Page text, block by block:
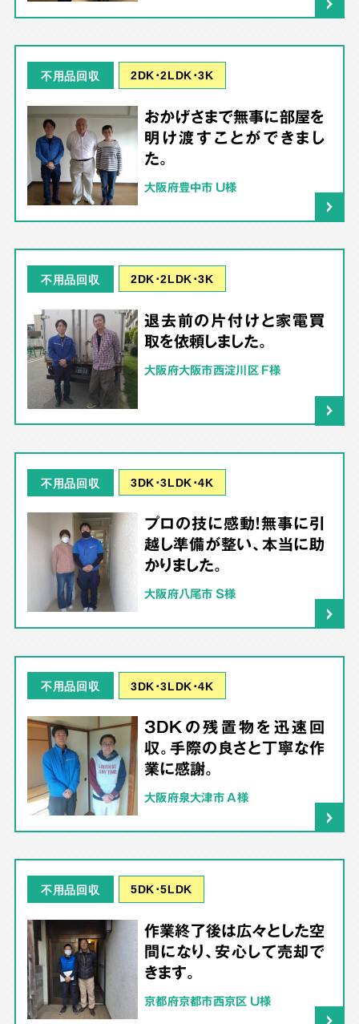
不用品回収 2DK･2LDK･3K
おかげさまで無事に部屋を
明け渡すことができまし
た。
大阪府豊中市 U様
不用品回収 2DK･2LDK･3K
退去前の片付けと家電買
取を依頼しました。
大阪府大阪市西淀川区 F様
不用品回収 3DK･3LDK･4K
プロの技に感動！無事に引
越し準備が整い、本当に助
かりました。
大阪府八尾市 S様
不用品回収 3DK･3LDK･4K
3DKの残置物を迅速回
収。手際の良さと丁寧な作
業に感謝。
大阪府泉大津市 A様
不用品回収 5DK･5LDK
作業終了後は広々とした空
間になり、安心して売却で
きます。
京都府京都市西京区 U様